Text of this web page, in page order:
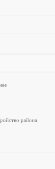
района